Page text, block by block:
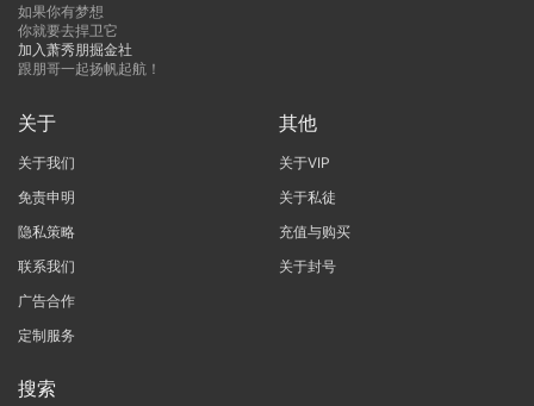
如果你有梦想
你就要去捍卫它
加入萧秀朋掘金社
跟朋哥一起扬帆起航！
关于
关于我们
免责申明
隐私策略
联系我们
广告合作
定制服务
其他
关于VIP
关于私徒
充值与购买
关于封号
搜索